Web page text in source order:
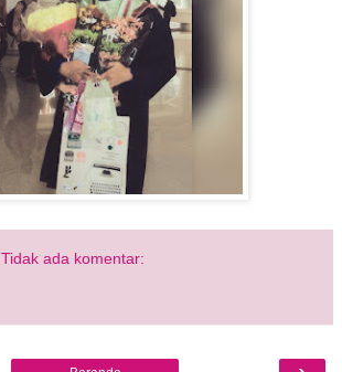
Tidak ada komentar: